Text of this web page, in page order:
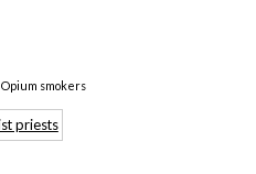
Opium smokers